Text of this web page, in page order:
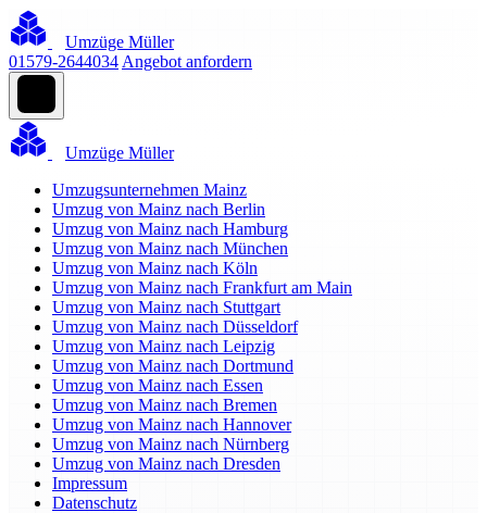
Umzüge Müller
01579-2644034 Angebot anfordern
Umzüge Müller
Umzugsunternehmen Mainz
Umzug von Mainz nach Berlin
Umzug von Mainz nach Hamburg
Umzug von Mainz nach München
Umzug von Mainz nach Köln
Umzug von Mainz nach Frankfurt am Main
Umzug von Mainz nach Stuttgart
Umzug von Mainz nach Düsseldorf
Umzug von Mainz nach Leipzig
Umzug von Mainz nach Dortmund
Umzug von Mainz nach Essen
Umzug von Mainz nach Bremen
Umzug von Mainz nach Hannover
Umzug von Mainz nach Nürnberg
Umzug von Mainz nach Dresden
Impressum
Datenschutz